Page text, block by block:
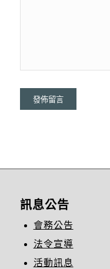
訊息公告
會務公告
法令宣導
活動訊息